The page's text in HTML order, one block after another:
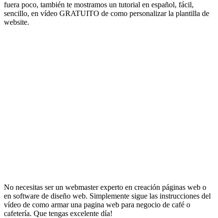
fuera poco, también te mostramos un tutorial en español, fácil,
sencillo, en vídeo GRATUITO de como personalizar la plantilla de
website.
No necesitas ser un webmaster experto en creación páginas web o
en software de diseño web. Simplemente sigue las instrucciones del
vídeo de como armar una pagina web para negocio de café o
cafetería. Que tengas excelente día!